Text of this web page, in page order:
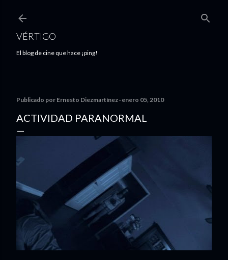
VÉRTIGO
El blog de cine que hace ¡ping!
Publicado por Ernesto Diezmartínez enero 05, 2010
ACTIVIDAD PARANORMAL